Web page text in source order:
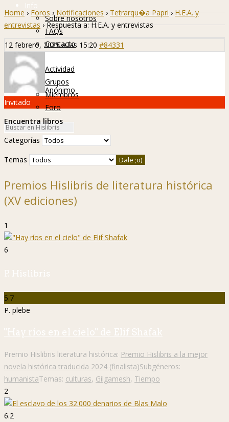
Info
Sobre nosotros
FAQs
Contacto
Hislibreños
Actividad
Grupos
Miembros
Foro
Home › Foros › Notificaciones › Tetrarqu�a Papri › H.E.A. y
entrevistas › Respuesta a: H.E.A. y entrevistas
12 febrero, 2025 a las 15:20 #84331
Anónimo
Invitado
Encuentra libros
Categorías
Temas
Premios Hislibris de literatura histórica
(XV ediciones)
1
6
P. Hislibris
5.7
P. plebe
"Hay ríos en el cielo" de Elif Shafak
Premio Hislibris literatura histórica: Premio Hislibris a la mejor
novela histórica traducida 2024 (finalista)Subgéneros:
humanistaTemas: culturas, Gilgamesh, Tiempo
2
6.2